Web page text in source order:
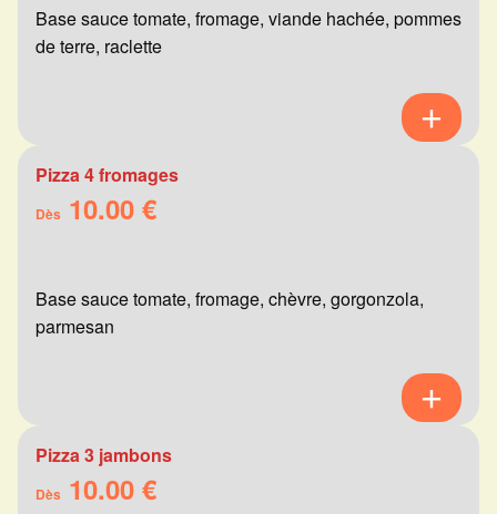
Base sauce tomate, fromage, viande hachée, pommes
de terre, raclette
Pizza 4 fromages
Dès 10.00 €
Base sauce tomate, fromage, chèvre, gorgonzola,
parmesan
Pizza 3 jambons
Dès 10.00 €